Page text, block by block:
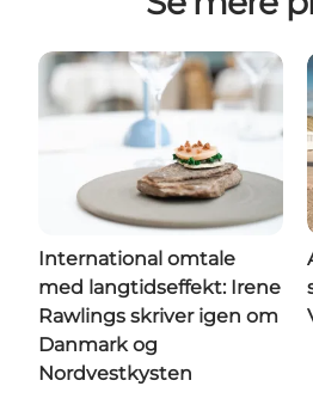
International omtale
med langtidseffekt: Irene
Rawlings skriver igen om
Danmark og
Nordvestkysten